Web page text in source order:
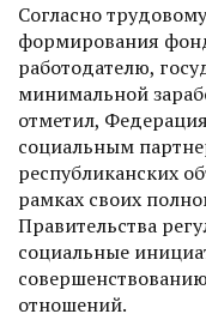
Согласно
формирования
работодателю,
минимальной
отметил,
социальным
республиканских
рамках своих
Правительства
социальные
отношений.